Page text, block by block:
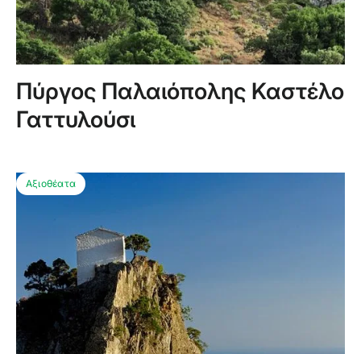
Πύργος Παλαιόπολης Καστέλο
Γαττυλούσι
Αξιοθέατα